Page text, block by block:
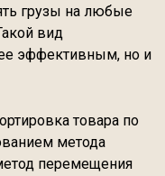
грузы на любые
вид
эффективным, но и
товара по
метода
перемещения